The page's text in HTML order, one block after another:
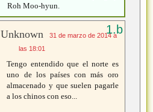
Roh Moo-hyun.
Unknown
31 de marzo de 2014 a
las 18:01
Tengo entendido que el norte es
uno de los países con más oro
almacenado y que suelen pagarle
a los chinos con eso...